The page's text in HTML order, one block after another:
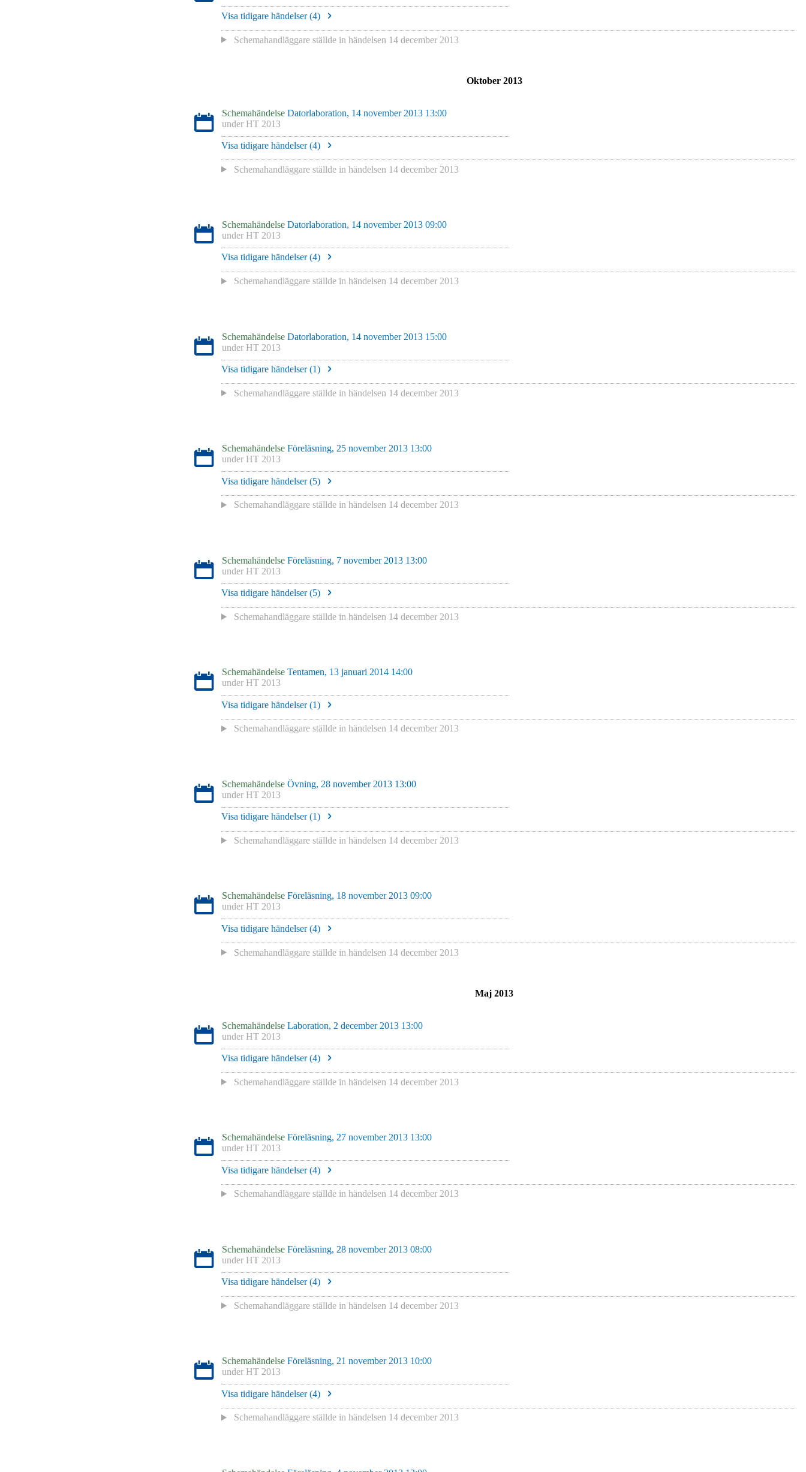
Visa tidigare händelser (4)
Schemahandläggare ställde in händelsen 14 december 2013
Oktober 2013
Schemahändelse Datorlaboration, 14 november 2013 13:00
under HT 2013
Visa tidigare händelser (4)
Schemahandläggare ställde in händelsen 14 december 2013
Schemahändelse Datorlaboration, 14 november 2013 09:00
under HT 2013
Visa tidigare händelser (4)
Schemahandläggare ställde in händelsen 14 december 2013
Schemahändelse Datorlaboration, 14 november 2013 15:00
under HT 2013
Visa tidigare händelser (1)
Schemahandläggare ställde in händelsen 14 december 2013
Schemahändelse Föreläsning, 25 november 2013 13:00
under HT 2013
Visa tidigare händelser (5)
Schemahandläggare ställde in händelsen 14 december 2013
Schemahändelse Föreläsning, 7 november 2013 13:00
under HT 2013
Visa tidigare händelser (5)
Schemahandläggare ställde in händelsen 14 december 2013
Schemahändelse Tentamen, 13 januari 2014 14:00
under HT 2013
Visa tidigare händelser (1)
Schemahandläggare ställde in händelsen 14 december 2013
Schemahändelse Övning, 28 november 2013 13:00
under HT 2013
Visa tidigare händelser (1)
Schemahandläggare ställde in händelsen 14 december 2013
Schemahändelse Föreläsning, 18 november 2013 09:00
under HT 2013
Visa tidigare händelser (4)
Schemahandläggare ställde in händelsen 14 december 2013
Maj 2013
Schemahändelse Laboration, 2 december 2013 13:00
under HT 2013
Visa tidigare händelser (4)
Schemahandläggare ställde in händelsen 14 december 2013
Schemahändelse Föreläsning, 27 november 2013 13:00
under HT 2013
Visa tidigare händelser (4)
Schemahandläggare ställde in händelsen 14 december 2013
Schemahändelse Föreläsning, 28 november 2013 08:00
under HT 2013
Visa tidigare händelser (4)
Schemahandläggare ställde in händelsen 14 december 2013
Schemahändelse Föreläsning, 21 november 2013 10:00
under HT 2013
Visa tidigare händelser (4)
Schemahandläggare ställde in händelsen 14 december 2013